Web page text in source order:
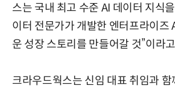
스는 국내 최고 수준 AI 데이터 지식
이터 전문가가 개발한 엔터프라이즈
운 성장 스토리를 만들어갈 것”이라
크라우드웍스는 신임 대표 취임과